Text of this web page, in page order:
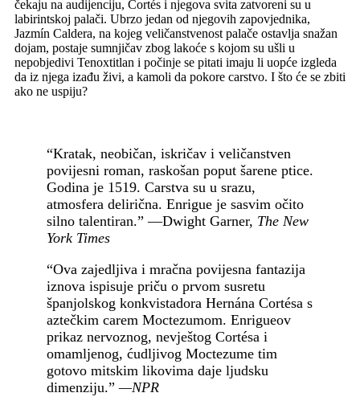
čekaju na audijenciju, Cortés i njegova svita zatvoreni su u
labirintskoj palači. Ubrzo jedan od njegovih zapovjednika,
Jazmín Caldera, na kojeg veličanstvenost palače ostavlja snažan
dojam, postaje sumnjičav zbog lakoće s kojom su ušli u
nepobjedivi Tenoxtitlan i počinje se pitati imaju li uopće izgleda
da iz njega izađu živi, a kamoli da pokore carstvo. I što će se zbiti
ako ne uspiju?
“Kratak, neobičan, iskričav i veličanstven
povijesni roman, raskošan poput šarene ptice.
Godina je 1519. Carstva su u srazu,
atmosfera delirična. Enrigue je sasvim očito
silno talentiran.” —Dwight Garner, The New
York Times
“Ova zajedljiva i mračna povijesna fantazija
iznova ispisuje priču o prvom susretu
španjolskog konkvistadora Hernána Cortésa s
aztečkim carem Moctezumom. Enrigueov
prikaz nervoznog, nevještog Cortésa i
omamljenog, ćudljivog Moctezume tim
gotovo mitskim likovima daje ljudsku
dimenziju.”—NPR